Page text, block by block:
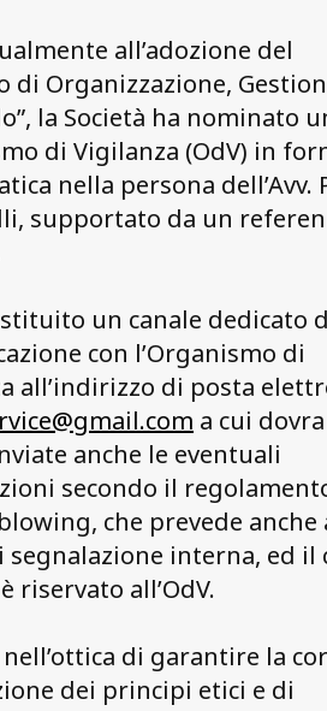
all’adozione del
di Organizzazione,
la Società ha nominato
di Vigilanza (OdV) in
nella persona dell’Avv.
supportato da un
un canale dedicato
con l’Organismo di
all’indirizzo di posta
a cui
anche le eventuali
secondo il
che prevede
segnalazione interna, ed il
riservato all’OdV.
nell’ottica di garantire la
dei principi etici e di